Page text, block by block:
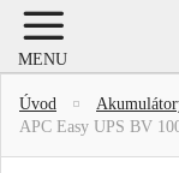
MENU
Úvod
APC Easy UPS BV